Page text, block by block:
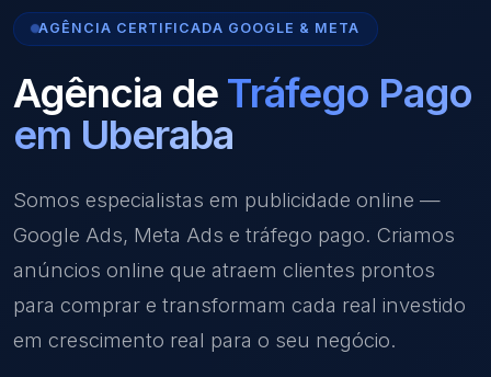
AGÊNCIA CERTIFICADA GOOGLE & META
Agência de Tráfego Pago
em Uberaba
Somos especialistas em publicidade online —
Google Ads, Meta Ads e tráfego pago. Criamos
anúncios online que atraem clientes prontos
para comprar e transformam cada real investido
em crescimento real para o seu negócio.